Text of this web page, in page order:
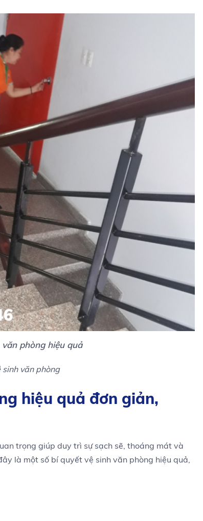
phòng hiệu quả
sinh văn phòng
hiệu quả đơn giản,
trọng giúp duy trì sự sạch sẽ, thoáng mát và
là một số bí quyết vệ sinh văn phòng hiệu quả,